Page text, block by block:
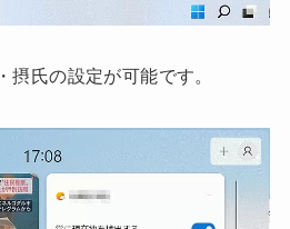
摂氏の設定が可能です。